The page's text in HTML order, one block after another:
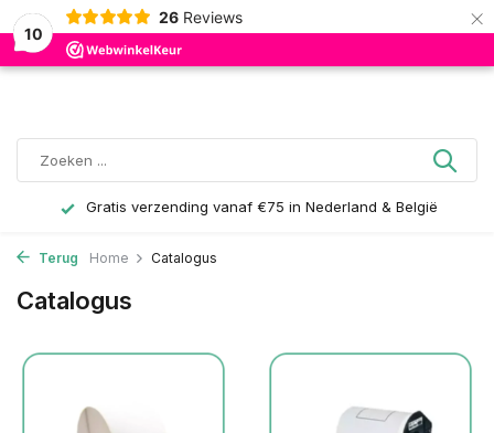
10
26 Reviews ×
0
Gratis verzending vanaf €75 in Nederland & België
Terug Home Catalogus
Catalogus